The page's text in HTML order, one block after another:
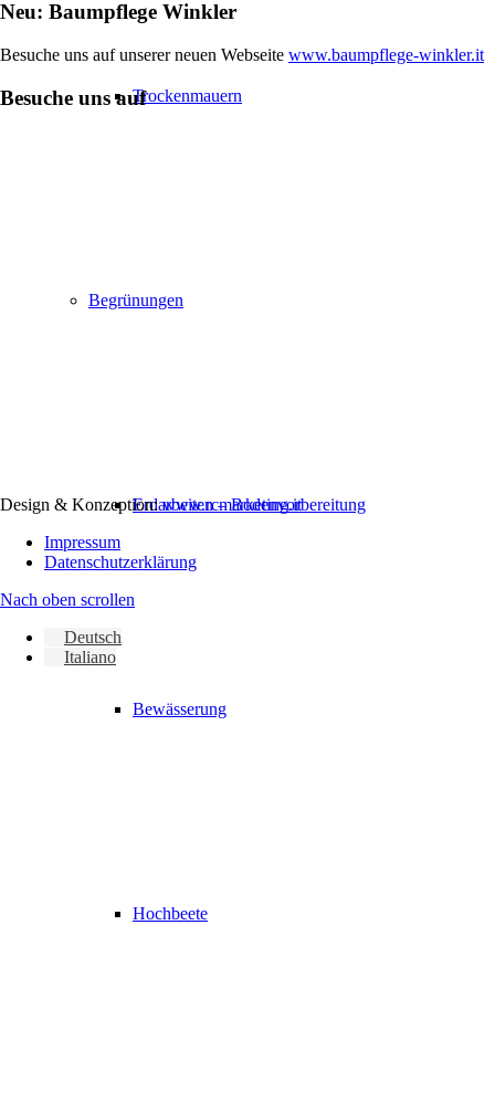
Trockenmauern
Begrünungen
Erdarbeiten – Bodenvorbereitung
Bewässerung
Hochbeete
Neu: Baumpflege Winkler
Besuche uns auf unserer neuen Webseite www.baumpflege-winkler.it
Besuche uns auf
Design & Konzeption:www.rcmarketing.it
Impressum
Datenschutzerklärung
Nach oben scrollen
Deutsch
Italiano